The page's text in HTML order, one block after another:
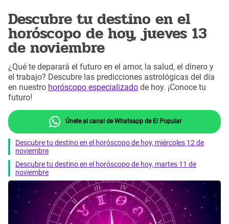
Descubre tu destino en el
horóscopo de hoy, jueves 13
de noviembre
¿Qué te deparará el futuro en el amor, la salud, el dinero y
el trabajo? Descubre las predicciones astrológicas del día
en nuestro horóscopo especializado de hoy. ¡Conoce tu
futuro!
Únete al canal de Whatsapp de El Popular
Descubre tu destino en el horóscopo de hoy, miércoles 12 de
noviembre
Descubre tu destino en el horóscopo de hoy, martes 11 de
noviembre